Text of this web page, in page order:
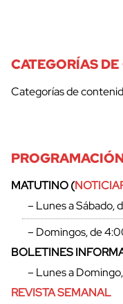
CATEGORÍAS
Categorías de
MATUTINO (
– Lunes a Sábado,
– Domingos, de
BOLETINES
– Lunes a
REVISTA SEMANAL